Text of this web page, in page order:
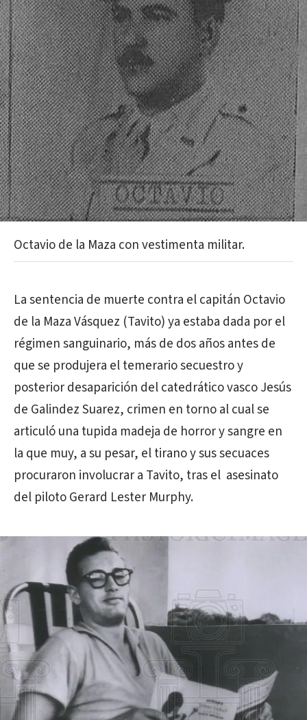
Octavio de la Maza con vestimenta militar.
La sentencia de muerte contra el capitán Octavio
de la Maza Vásquez (Tavito) ya estaba dada por el
régimen sanguinario, más de dos años antes de
que se produjera el temerario secuestro y
posterior desaparición del catedrático vasco Jesús
de Galindez Suarez, crimen en torno al cual se
articuló una tupida madeja de horror y sangre en
la que muy, a su pesar, el tirano y sus secuaces
procuraron involucrar a Tavito, tras el asesinato
del piloto Gerard Lester Murphy.